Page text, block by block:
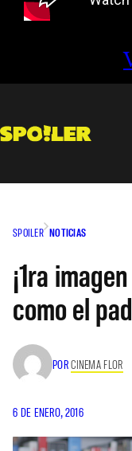
SPOILER NOTICIAS
¡1ra
como el
PORCINEMA FLOR
6 DE ENERO, 2016